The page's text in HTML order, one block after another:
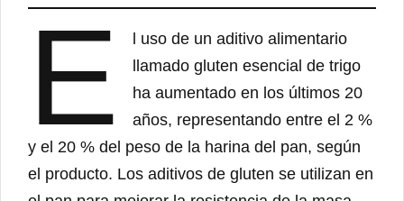
E
l uso de un aditivo alimentario
llamado gluten esencial de trigo
ha aumentado en los últimos 20
años, representando entre el 2 %
y el 20 % del peso de la harina del pan, según
el producto. Los aditivos de gluten se utilizan en